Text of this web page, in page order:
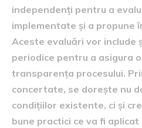
independenți pentru a
implementate și a propune
Aceste evaluări vor include
periodice pentru a asigura
transparența procesului.
concertate, se dorește nu
condițiilor existente, ci și
bune practici ce va fi